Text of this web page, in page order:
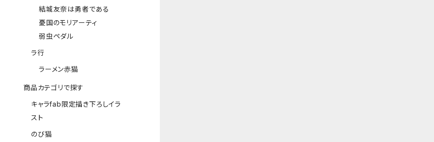
結城友奈は勇者である
憂国のモリアーティ
弱虫ペダル
ラ行
ラーメン赤猫
商品カテゴリで探す
キャラfab限定描き下ろしイラ
スト
のび猫